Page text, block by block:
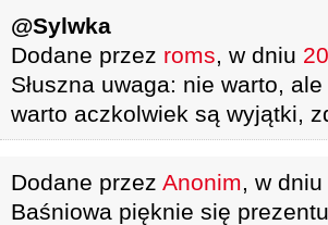
@Sylwka
Dodane przez roms, w dniu
Słuszna uwaga: nie warto,
warto aczkolwiek są wyjątki,
Dodane przez Anonim, w dniu
Baśniowa pięknie się